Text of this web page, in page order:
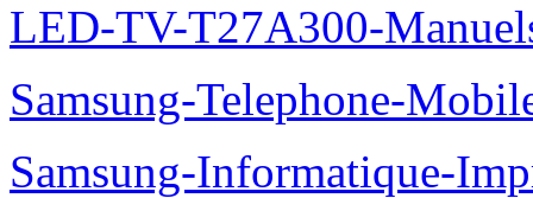
LED-TV-T27A300-
Samsung-Telephone-
Samsung-Informatique-